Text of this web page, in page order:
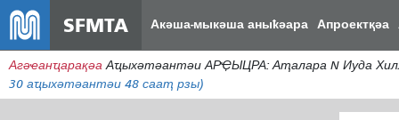
SFMTA Акәша-мыкәша аныҟәара Апроектқәа
Агәҽанҵарақәа Аҵыхәтәантәи АРҾЫЦРА: Аҭалара N Иуда
30 аҵыхәтәантәи 48 сааҭ рзы)